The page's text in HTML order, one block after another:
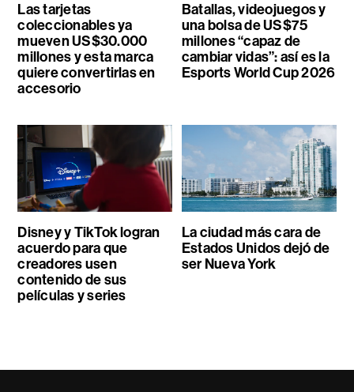
Las tarjetas
coleccionables ya
mueven US$30.000
millones y esta marca
quiere convertirlas en
accesorio
Batallas, videojuegos y
una bolsa de US$75
millones “capaz de
cambiar vidas”: así es la
Esports World Cup 2026
Disney y TikTok logran
acuerdo para que
creadores usen
contenido de sus
películas y series
La ciudad más cara de
Estados Unidos dejó de
ser Nueva York